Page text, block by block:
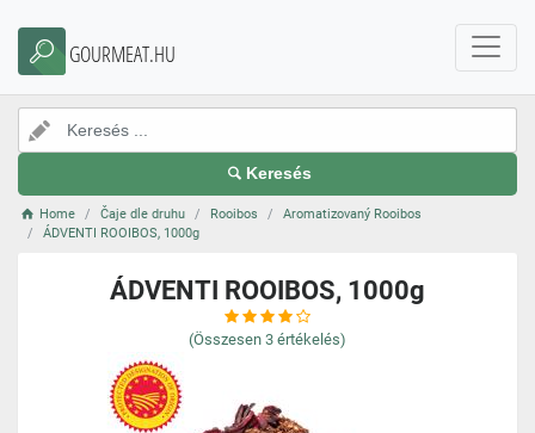
GOURMEAT.HU
Keresés
Home Čaje dle druhu Rooibos
Aromatizovaný Rooibos
ÁDVENTI ROOIBOS, 1000g
ÁDVENTI ROOIBOS, 1000g
(Összesen 3 értékelés)